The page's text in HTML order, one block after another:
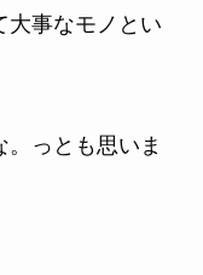
大事なモノとい
っとも思いま